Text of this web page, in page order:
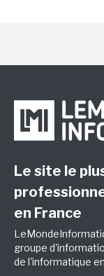
Le site le
en France
groupe
de l'informatique